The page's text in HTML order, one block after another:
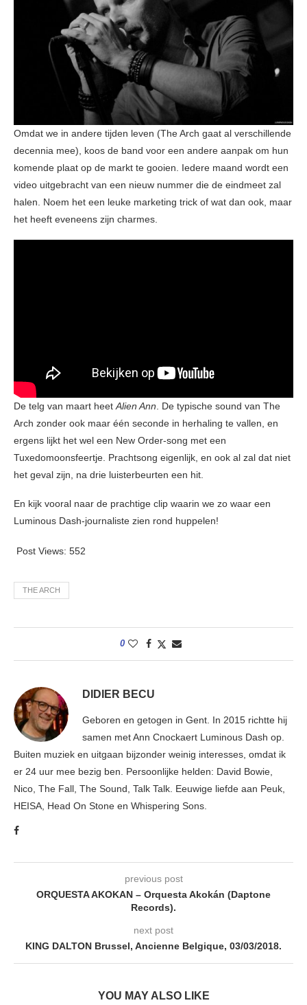
Omdat we in andere tijden leven (The Arch gaat al verschillende
decennia mee), koos de band voor een andere aanpak om hun
komende plaat op de markt te gooien. Iedere maand wordt een
video uitgebracht van een nieuw nummer die de eindmeet zal
halen. Noem het een leuke marketing trick of wat dan ook, maar
het heeft eveneens zijn charmes.
De telg van maart heet Alien Ann . De typische sound van The
Arch zonder ook maar één seconde in herhaling te vallen, en
ergens lijkt het wel een New Order-song met een
Tuxedomoonsfeertje. Prachtsong eigenlijk, en ook al zal dat niet
het geval zijn, na drie luisterbeurten een hit.
En kijk vooral naar de prachtige clip waarin we zo waar een
Luminous Dash-journaliste zien rond huppelen!
Post Views: 552
THE ARCH
0
DIDIER BECU
Geboren en getogen in Gent. In 2015 richtte hij
samen met Ann Cnockaert Luminous Dash op.
Buiten muziek en uitgaan bijzonder weinig interesses, omdat ik
er 24 uur mee bezig ben. Persoonlijke helden: David Bowie,
Nico, The Fall, The Sound, Talk Talk. Eeuwige liefde aan Peuk,
HEISA, Head On Stone en Whispering Sons.
previous post
ORQUESTA AKOKAN – Orquesta Akokán (Daptone
Records).
next post
KING DALTON Brussel, Ancienne Belgique, 03/03/2018.
YOU MAY ALSO LIKE